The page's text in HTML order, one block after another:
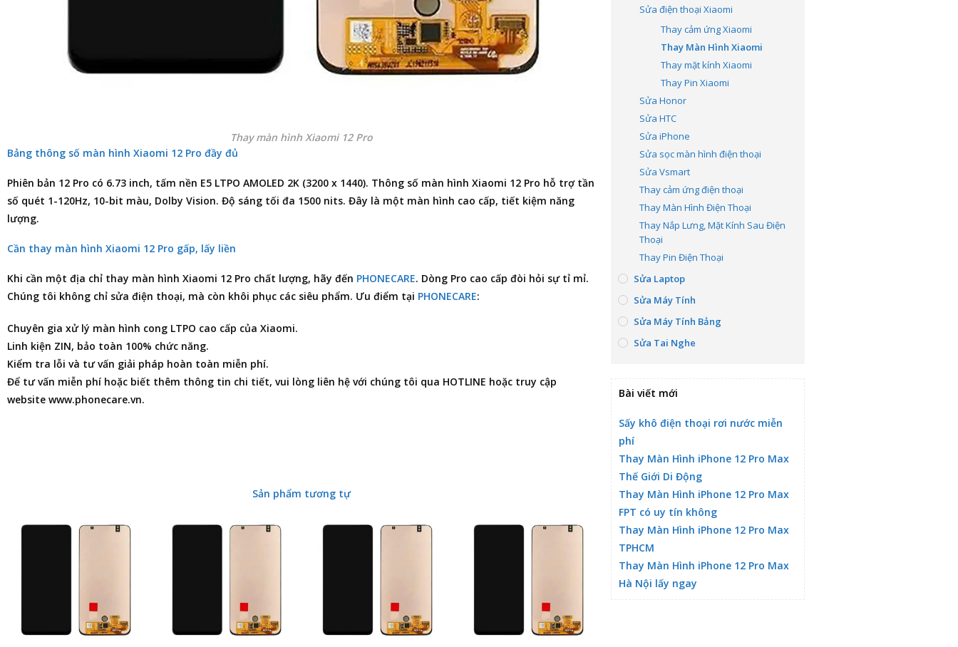
Thay màn hình Xiaomi 12 Pro
Bảng thông số màn hình Xiaomi 12 Pro đầy đủ
Phiên bản 12 Pro có 6.73 inch, tấm nền E5 LTPO AMOLED 2K (3200 x 1440). Thông số màn hình Xiaomi 12 Pro hỗ trợ tần
số quét 1-120Hz, 10-bit màu, Dolby Vision. Độ sáng tối đa 1500 nits. Đây là một màn hình cao cấp, tiết kiệm năng
lượng.
Cần thay màn hình Xiaomi 12 Pro gấp, lấy liền
Khi cần một địa chỉ thay màn hình Xiaomi 12 Pro chất lượng, hãy đến PHONECARE. Dòng Pro cao cấp đòi hỏi sự tỉ mỉ.
Chúng tôi không chỉ sửa điện thoại, mà còn khôi phục các siêu phẩm. Ưu điểm tại PHONECARE:
Chuyên gia xử lý màn hình cong LTPO cao cấp của Xiaomi.
Linh kiện ZIN, bảo toàn 100% chức năng.
Kiểm tra lỗi và tư vấn giải pháp hoàn toàn miễn phí.
Để tư vấn miễn phí hoặc biết thêm thông tin chi tiết, vui lòng liên hệ với chúng tôi qua HOTLINE hoặc truy cập
website www.phonecare.vn.
Sản phẩm tương tự
Sửa điện thoại Xiaomi
Thay cảm ứng Xiaomi
Thay Màn Hình Xiaomi
Thay mặt kính Xiaomi
Thay Pin Xiaomi
Sửa Honor
Sửa HTC
Sửa iPhone
Sửa sọc màn hình điện thoại
Sửa Vsmart
Thay cảm ứng điện thoại
Thay Màn Hình Điện Thoại
Thay Nắp Lưng, Mặt Kính Sau Điện
Thoại
Thay Pin Điện Thoại
Sửa Laptop
Sửa Máy Tính
Sửa Máy Tính Bảng
Sửa Tai Nghe
Bài viết mới
Sấy khô điện thoại rơi nước miễn
phí
Thay Màn Hình iPhone 12 Pro Max
Thế Giới Di Động
Thay Màn Hình iPhone 12 Pro Max
FPT có uy tín không
Thay Màn Hình iPhone 12 Pro Max
TPHCM
Thay Màn Hình iPhone 12 Pro Max
Hà Nội lấy ngay